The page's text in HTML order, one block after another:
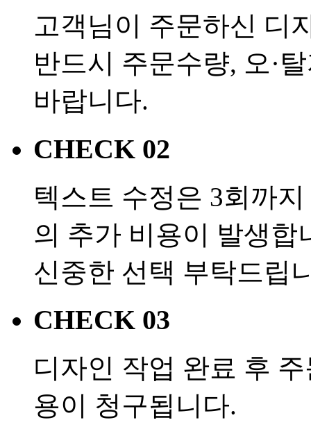
고객님이 주문하신 디
반드시 주문수량, 오·
바랍니다.
CHECK 02
텍스트 수정은 3회까
의 추가 비용이 발생합
신중한 선택 부탁드립
CHECK 03
디자인 작업 완료 후
용이 청구됩니다.